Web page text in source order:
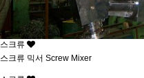
스크류
스크류 믹서 Screw Mixer